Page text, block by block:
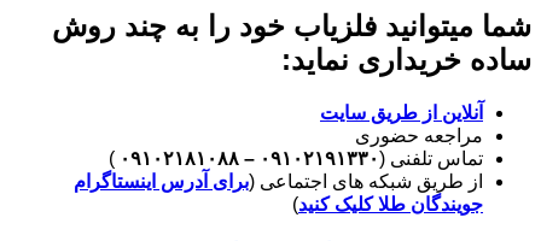
شما میتوانید فلزیاب خود را به چند روش
ساده خریداری نماید:
آنلاین از طریق سایت
مراجعه حضوری
تماس تلفنی (۰۹۱۰۲۱۹۱۳۳۰ – ۰۹۱۰۲۱۸۱۰۸۸
)
از طریق شبکه های اجتماعی (برای آدرس اینستاگرام
جویندگان طلا کلیک کنید)